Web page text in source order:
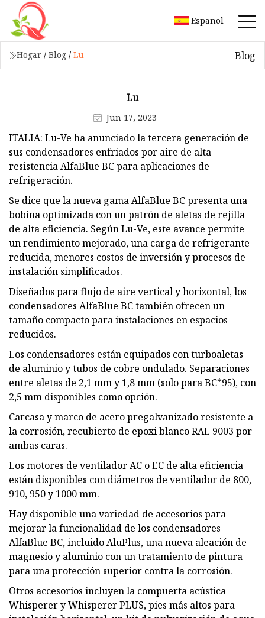
Español
Hogar / Blog / Lu Blog
Lu
Jun 17, 2023
ITALIA: Lu-Ve ha anunciado la tercera generación de
sus condensadores enfriados por aire de alta
resistencia AlfaBlue BC para aplicaciones de
refrigeración.
Se dice que la nueva gama AlfaBlue BC presenta una
bobina optimizada con un patrón de aletas de rejilla
de alta eficiencia. Según Lu-Ve, este avance permite
un rendimiento mejorado, una carga de refrigerante
reducida, menores costos de inversión y procesos de
instalación simplificados.
Diseñados para flujo de aire vertical y horizontal, los
condensadores AlfaBlue BC también ofrecen un
tamaño compacto para instalaciones en espacios
reducidos.
Los condensadores están equipados con turboaletas
de aluminio y tubos de cobre ondulado. Separaciones
entre aletas de 2,1 mm y 1,8 mm (solo para BC*95), con
2,5 mm disponibles como opción.
Carcasa y marco de acero pregalvanizado resistente a
la corrosión, recubierto de epoxi blanco RAL 9003 por
ambas caras.
Los motores de ventilador AC o EC de alta eficiencia
están disponibles con diámetros de ventilador de 800,
910, 950 y 1000 mm.
Hay disponible una variedad de accesorios para
mejorar la funcionalidad de los condensadores
AlfaBlue BC, incluido AluPlus, una nueva aleación de
magnesio y aluminio con un tratamiento de pintura
para una protección superior contra la corrosión.
Otros accesorios incluyen la compuerta acústica
Whisperer y Whisperer PLUS, pies más altos para